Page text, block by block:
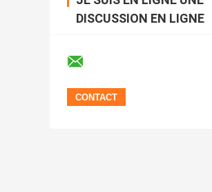
DISCUSSION EN LIGNE